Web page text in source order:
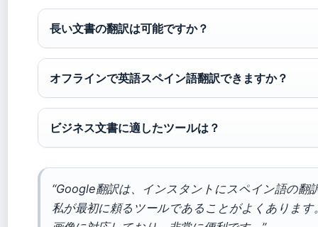
長い文書の翻訳は可能ですか？
オフラインで英語スペイン語翻訳できますか？
ビジネス文書に適したツールは？
“Google翻訳は、インスタントにスペイン語の翻
私が最初に頼るツールであることがよくありま